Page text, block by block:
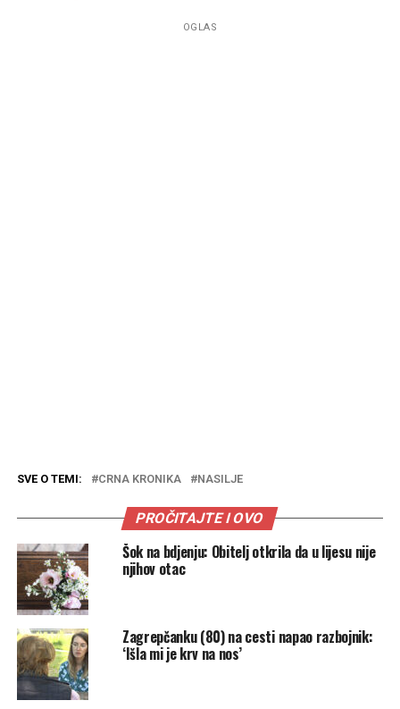
OGLAS
SVE O TEMI: CRNA KRONIKA NASILJE
PROČITAJTE I OVO
Šok na bdjenju: Obitelj otkrila da u lijesu nije
njihov otac
Zagrepčanku (80) na cesti napao razbojnik:
‘Išla mi je krv na nos’